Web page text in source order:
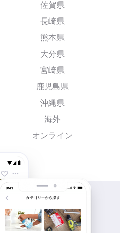
佐賀県
長崎県
熊本県
大分県
宮崎県
鹿児島県
沖縄県
海外
オンライン